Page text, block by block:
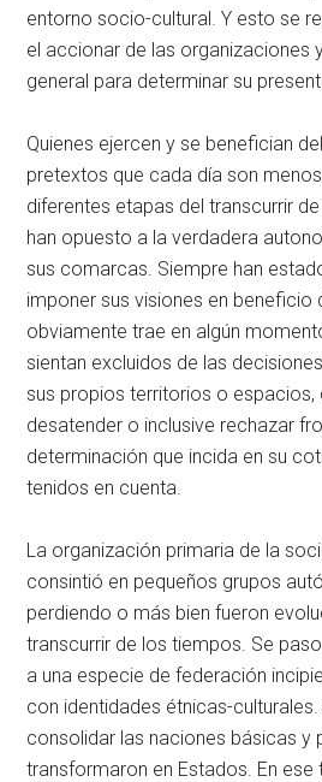
entorno socio-cultural. Y esto se
el accionar de las organizaciones
general para determinar su
Quienes ejercen y se benefician
pretextos que cada día son
diferentes etapas del transcurrir
han opuesto a la verdadera
sus comarcas. Siempre han
imponer sus visiones en beneficio
obviamente trae en algún
sientan excluidos de las
sus propios territorios o espacios,
desatender o inclusive rechazar
determinación que incida en su
tenidos en cuenta.
La organización primaria de la
consintió en pequeños grupos
perdiendo o más bien fueron
transcurrir de los tiempos. Se
a una especie de federación
con identidades étnicas-
consolidar las naciones básicas y
transformaron en Estados. En ese